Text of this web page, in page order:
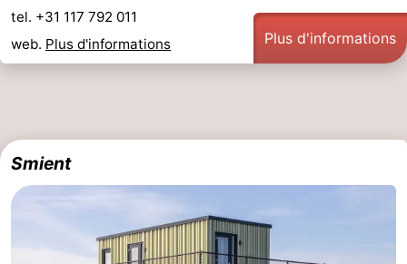
tel. +31 117 792 011
web. Plus d'informations Plus d'informations
Smient